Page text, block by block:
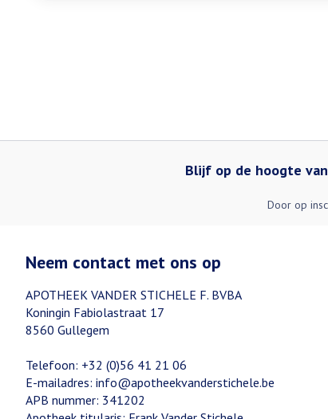
Blijf op de hoogte
Door op
Neem contact met ons op
APOTHEEK VANDER STICHELE F. BVBA
Koningin Fabiolastraat 17
8560 Gullegem
Telefoon: +32 (0)56 41 21 06
E-mailadres: info@apotheekvanderstichele.be
APB nummer: 341202